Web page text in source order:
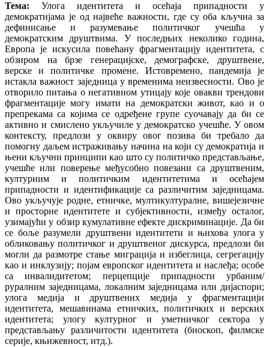
Тема: Улога идентитета и осећаја припадности у
демократијама је од највеће важности, где су оба кључна за
дефинисање и разумевање политичког учешћа у
демократским друштвима. У последњих неколико година,
Европа је искусила повећану фрагментацију идентитета, с
обзиром на брзе генерацијске, демографске, друштвене,
верске и политичке промене. Истовремено, пандемија је
истакла важност заједница у временима неизвесности. Ово је
отворило питања о негативном утицају које овакви трендови
фрагментације могу имати на демократски живот, као и о
препрекама са којима се одређене групе суочавају да би се
активно и смислено укључиле у демократско учешће. У овом
контексту, предлози у оквиру овог позива би требало да
помогну даљем истраживању начина на који су демократија и
њени кључни принципи као што су политичко представљање,
учешће или поверење међусобно повезани са друштвеним,
културним и политичким идентитетима и осећајем
припадности и идентификације са различитим заједницама.
Ово укључује родне, етничке, мултикултуралне, вишејезичне
и просторне идентитете и субјективности, између осталог,
узимајући у обзир кумулативне ефекте дискриминације. Да би
се боље разумели друштвени идентитети и њихова улога у
обликовању политичког и друштвеног дискурса, предлози би
могли да размотре стање миграција и избеглица, сегрегацију
као и инклузију; појам европског идентитета и наслеђа; особе
са инвалидитетом; перцепције припадности урбаним/
руралним заједницама, локалним заједницама или дијаспори;
улога медија и друштвених медија у фрагментацији
идентитета, мешавинама етничких, политичких и верских
идентитета; улогу културног и уметничког сектора у
представљању различитости идентитета (биоскоп, филмске
серије, књижевност, итд.).